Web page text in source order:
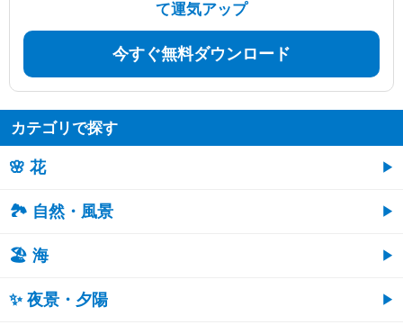
て運気アップ
今すぐ無料ダウンロード
カテゴリで探す
🌸 花
🏞️ 自然・風景
🏖 海
✨ 夜景・夕陽